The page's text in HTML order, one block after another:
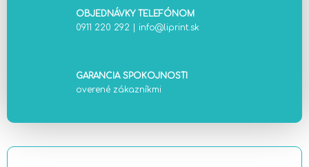
OBJEDNÁVKY TELEFÓNOM
0911 220 292
info@liprint.sk
GARANCIA SPOKOJNOSTI
overené zákazníkmi